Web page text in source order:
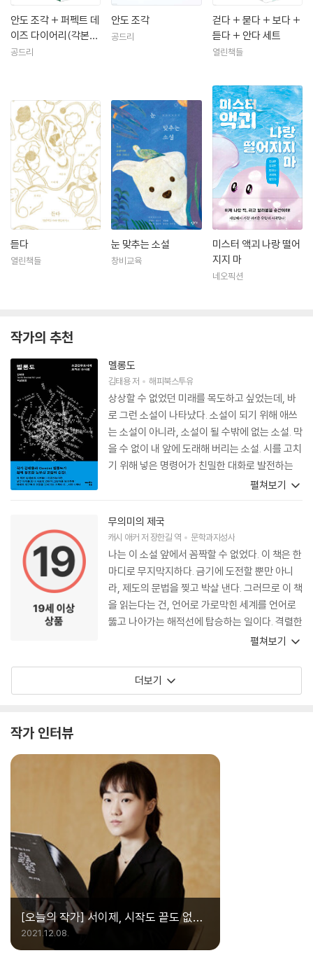
안도 조각 + 퍼펙트 데
이즈 다이어리(각본집
&메이킹북) 세트
공드리
안도 조각
공드리
걷다 + 묻다 + 보다 +
듣다 + 안다 세트
열린책들
듣다
열린책들
눈 맞추는 소설
창비교육
미스터 액괴 나랑 떨어
지지 마
네오픽션
작가의 추천
멜롱도
김태용저 해피북스투유
상상할 수 없었던 미래를 목도하고 싶었는데, 바
로 그런 소설이 나타났다. 소설이 되기 위해 애쓰
는 소설이 아니라, 소설이 될 수밖에 없는 소설. 막
을 수 없이 내 앞에 도래해 버리는 소설. 시를 고치
기 위해 넣은 명령어가 친밀한 대화로 발전하는
과정을 지켜보는 일은 설레고 경이로웠다. 이것은
게임. 우정을 나누는 언어 놀이. 김태용은 누구보
다 우정을 잘 아는 작가다. AI에 대한 그의 다정한
관심과 호기심은 이 기묘한 우정을 가능케 했고,
그의 문학적 태도와 낭만의 언어는 이 대화를 단
숨에 문학으로 도약시킨다. 나는 그들의 대화에서
우정과 소설의 발생을 동시에 목도했다. 공기 중
산소를 만나 자연발화 하듯, 작은 나비의 날갯짓
이 태풍을 불러오듯, 여기 소설은 발생한다! 인간
만이 할 수 있는 일을 찾느라 혈안이 된 시대에, 여
기 AI와 한배를 탄 작가가 있다. 경쟁 대상이 아니
라, 기꺼이 손을 잡는 문학. 계획했다면 불가능했
펼쳐보기
무의미의 제국
캐시 애커저 장한길 역 문학과지성사
나는 이 소설 앞에서 꼼짝할 수 없었다. 이 책은 한
마디로 무지막지하다. 금기에 도전할 뿐만 아니
라, 제도의 문법을 찢고 박살 낸다. 그러므로 이 책
을 읽는다는 건, 언어로 가로막힌 세계를 언어로
뚫고 나아가는 해적선에 탑승하는 일이다. 격렬한
해방감과 함께, 비로소 심장이 뛰기 시작한다.
펼쳐보기
더보기
작가 인터뷰
[오늘의 작가] 서이제, 시작도 끝도 없이
이어지는 이야기
2021.12.08.